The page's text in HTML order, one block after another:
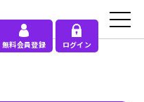
無料会員登録 ログイン